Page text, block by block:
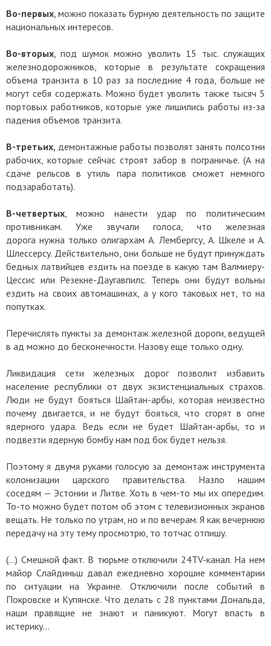
Во-первых, можно показать бурную деятельность по защите
национальных интересов.
Во-вторых, под шумок можно уволить 15 тыс. служащих
железнодорожников, которые в результате сокращения
объема транзита в 10 раз за последние 4 года, больше не
могут себя содержать. Можно будет уволить также тысяч 5
портовых работников, которые уже лишились работы из-за
падения объемов транзита.
В-третьих, демонтажные работы позволят занять полсотни
рабочих, которые сейчас строят забор в пограничье. (А на
сдаче рельсов в утиль пара политиков сможет немного
подзаработать).
В-четвертых, можно нанести удар по политическим
противникам. Уже звучали голоса, что железная
дорога нужна только олигархам А. Лембергсу, А. Шкеле и А.
Шлессерсу. Действительно, они больше не будут принуждать
бедных латвийцев ездить на поезде в какую там Валмиеру-
Цессис или Резекне-Даугавпилс. Теперь они будут вольны
ездить на своих автомашинах, а у кого таковых нет, то на
попутках.
Перечислять пункты за демонтаж железной дороги, ведущей
в ад можно до бесконечности. Назову еще только одну.
Ликвидация сети железных дорог позволит избавить
население республики от двух экзистенциальных страхов.
Люди не будут бояться Шайтан-арбы, которая неизвестно
почему двигается, и не будут бояться, что сгорят в огне
ядерного удара. Ведь если не будет Шайтан-арбы, то и
подвезти ядерную бомбу нам под бок будет нельзя.
Поэтому я двумя руками голосую за демонтаж инструмента
колонизации царского правительства. Назло нашим
соседям — Эстонии и Литве. Хоть в чем-то мы их опередим.
То-то можно будет потом об этом с телевизионных экранов
вещать. Не только по утрам, но и по вечерам. Я как вечернюю
передачу на эту тему просмотрю, то тотчас отпишу.
(…) Смешной факт. В тюрьме отключили 24TV-канал. На нем
майор Слайдиньш давал ежедневно хорошие комментарии
по ситуации на Украине. Отключили после событий в
Покровске и Купянске. Что делать с 28 пунктами Дональда,
наши правящие не знают и паникуют. Могут впасть в
истерику…